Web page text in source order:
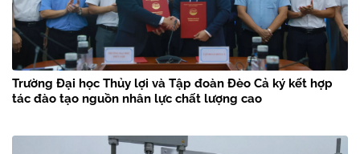
Trường Đại học Thủy lợi và Tập đoàn Đèo Cả ký kết hợp
tác đào tạo nguồn nhân lực chất lượng cao